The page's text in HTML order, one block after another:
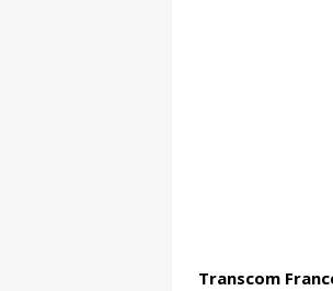
Transcom